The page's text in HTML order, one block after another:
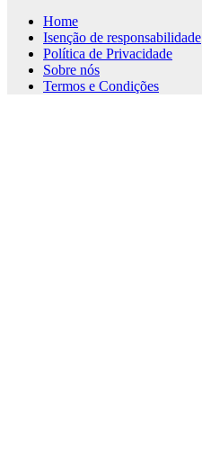
Home
Isenção de responsabilidade
Política de Privacidade
Sobre nós
Termos e Condições